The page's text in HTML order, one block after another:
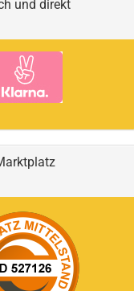
und direkt